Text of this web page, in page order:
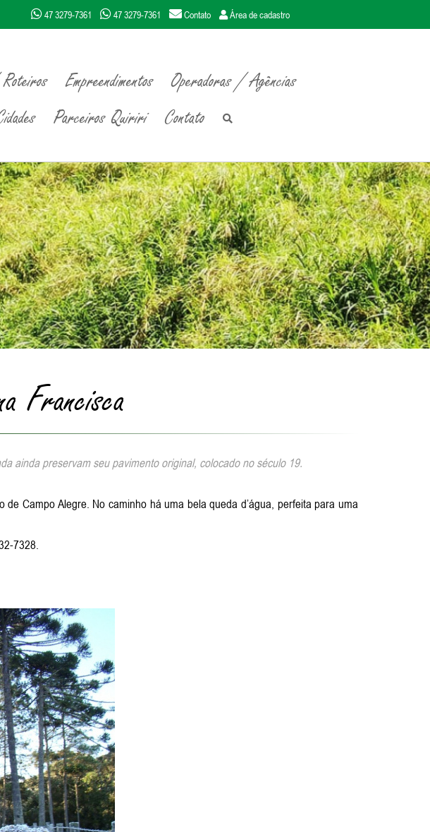
47 3279-7361 47 3279-7361 Contato Área de cadastro
Empreendimentos
Operadoras / Agências
Parceiros Quiriri Contato
Francisca
ainda preservam seu pavimento original, colocado no século 19.
Campo Alegre. No caminho há uma bela queda d’água, perfeita para uma
7328.